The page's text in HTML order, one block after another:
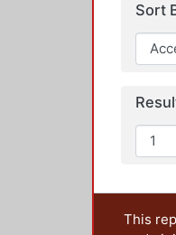
Sort
This